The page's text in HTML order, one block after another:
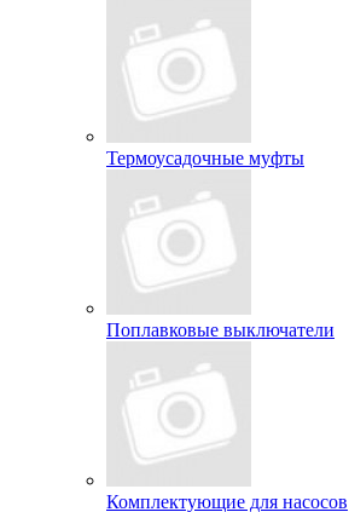
Термоусадочные муфты
Поплавковые выключатели
Комплектующие для насосов